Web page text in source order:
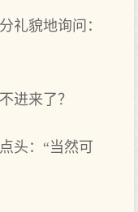
礼貌地询问：
进来了？
头：“当然可